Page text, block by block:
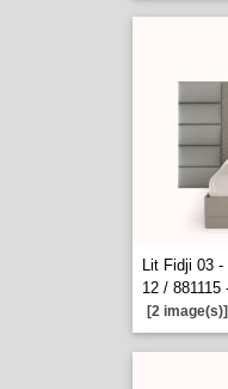
Lit Fidji 03 -
12 / 881115
[2 image(s)]